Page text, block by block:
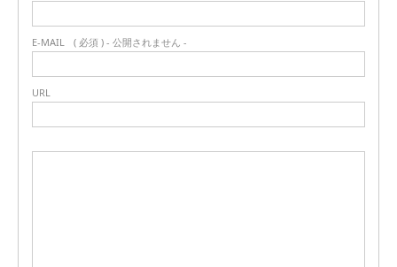
E-MAIL ( 必須 ) - 公開されません -
URL